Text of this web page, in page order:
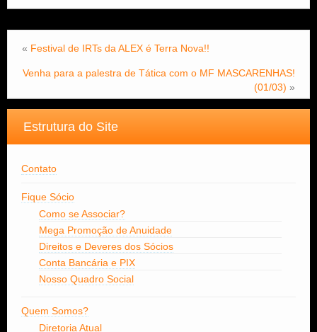
« Festival de IRTs da ALEX é Terra Nova!!
Venha para a palestra de Tática com o MF MASCARENHAS!
(01/03) »
Estrutura do Site
Contato
Fique Sócio
Como se Associar?
Mega Promoção de Anuidade
Direitos e Deveres dos Sócios
Conta Bancária e PIX
Nosso Quadro Social
Quem Somos?
Diretoria Atual